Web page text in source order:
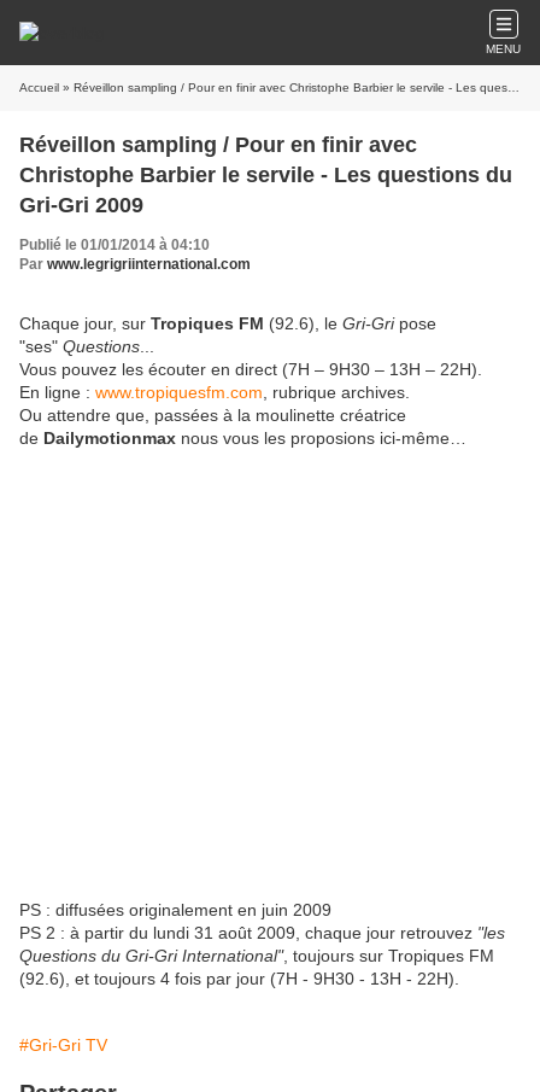
MENU
Accueil » Réveillon sampling / Pour en finir avec Christophe Barbier le servile - Les questions du Gri-Gri 2009
Réveillon sampling / Pour en finir avec
Christophe Barbier le servile - Les questions du
Gri-Gri 2009
Publié le 01/01/2014 à 04:10
Par www.legrigriinternational.com
Chaque jour, sur Tropiques FM (92.6), le Gri-Gripose
"ses" Questions
Vous pouvez les écouter en direct (7H – 9H30 – 13H – 22H).
En ligne : www.tropiquesfm.com , rubrique archives.
Ou attendre que, passées à la moulinette créatrice
de Dailymotionmax nous vous les proposions ici-même…
PS : diffusées originalement en juin 2009
PS 2 : à partir du lundi 31 août 2009, chaque jour retrouvez "les
Questions du Gri-Gri International", toujours sur Tropiques FM
(92.6), et toujours 4 fois par jour (7H - 9H30 - 13H - 22H).
#Gri-Gri TV